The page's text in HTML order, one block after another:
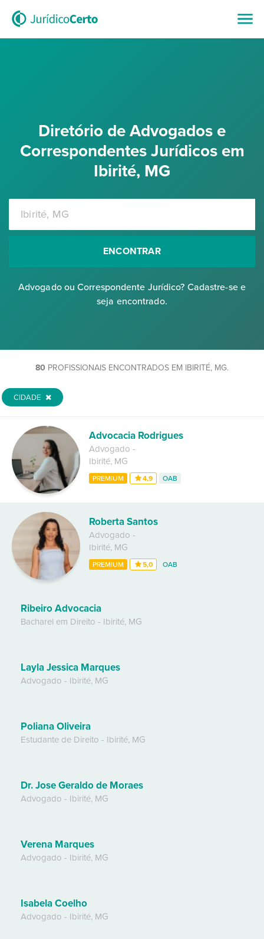
Diretório de Advogados e
Correspondentes Jurídicos em
Ibirité, MG
ENCONTRAR
Advogado ou Correspondente Jurídico? Cadastre-se e
seja encontrado.
80 PROFISSIONAIS ENCONTRADOS EM IBIRITÉ, MG.
CIDADE
Advocacia Rodrigues
Advogado -
Ibirité, MG
PREMIUM 4,9 OAB
Roberta Santos
Advogado -
Ibirité, MG
PREMIUM 5,0 OAB
Ribeiro Advocacia
Bacharel em Direito - Ibirité, MG
Layla Jessica Marques
Advogado - Ibirité, MG
Poliana Oliveira
Estudante de Direito - Ibirité, MG
Dr. Jose Geraldo de Moraes
Advogado - Ibirité, MG
Verena Marques
Advogado - Ibirité, MG
Isabela Coelho
Advogado - Ibirité, MG